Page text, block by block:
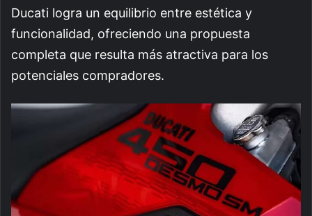
Ducati logra un equilibrio entre estética y
funcionalidad, ofreciendo una propuesta
completa que resulta más atractiva para los
potenciales compradores.